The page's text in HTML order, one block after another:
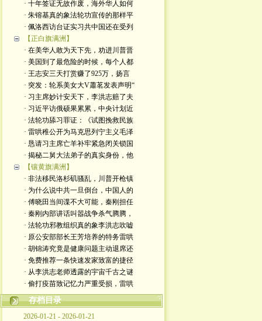
· 十年签证无故作废，海外华人如何
· 朱镕基真的象法轮功宣传的那样平
· 佩洛西访台证实习共中国还在受列
【正白旗满洲】
· 在美华人敢为天下先，劝进川普晋
· 美国到了最危险的时候，每个人都
· 王志安三天打赏赚了925万，扬言
· 突发：轮系美女大V蕭茗发表声明“
· 习主席妙计安天下，李洪志赔了夫
· 习近平访俄硕果累累，中央计划近
· 法轮功舔习罪证：《试图挽救民族
· 雷哄稚公开为马克思列宁主义毛泽
· 恳请习主席亡羊补牢紧急闭关锁国
· 揭秘二舅大法弟子的真实身份，他
【镶黄旗满洲】
· 非法移民洛杉矶骚乱，川普开枪镇
· 为什么说中共一旦倒台，中国人的
· 傅晓田当间谍不大可能，秦刚担任
· 秦刚内部讲话叫嚣战争杀气腾腾，
· 法轮功邪教组织真的象李洪志吹嘘
· 原公安部部长王芳培养的特务雷哄
· 胡锦涛究竟是健康问题主动退席还
· 免费推荐一条快速发家致富的捷径
· 从李洪志老师透露的宇宙千古之谜
· 偷打疫苗致记忆力严重受损，雷哄
存档目录
2026-01-21 - 2026-01-21